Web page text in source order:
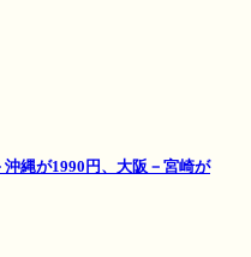
沖縄が1990円、大阪－宮崎が